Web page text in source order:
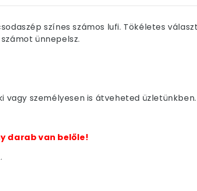
színes számos lufi. Tökéletes
ünnepelsz.
vagy személyesen is átveheted üzletünkben.
darab van belőle!